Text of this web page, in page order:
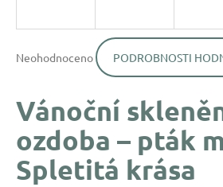
hodnocení
0,0
5
hvězdiček.
Neohodnoceno PODROBNOSTI
Vánoční
ozdoba – pták
Spletitá krása
í
?